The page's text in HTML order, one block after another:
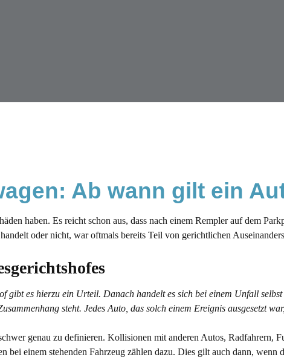
Ab wann gilt ein
haben. Es reicht schon aus, dass nach einem Rempler auf dem
oder nicht, war oftmals bereits Teil von gerichtlichen
gibt es hierzu ein Urteil. Danach handelt es sich bei einem Unfall
steht. Jedes Auto, das solch einem Ereignis ausgesetzt
genau zu definieren. Kollisionen mit anderen Autos, Radfahrern,
bei einem stehenden Fahrzeug zählen dazu. Dies gilt auch dann, wenn